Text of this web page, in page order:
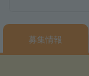
募集情報